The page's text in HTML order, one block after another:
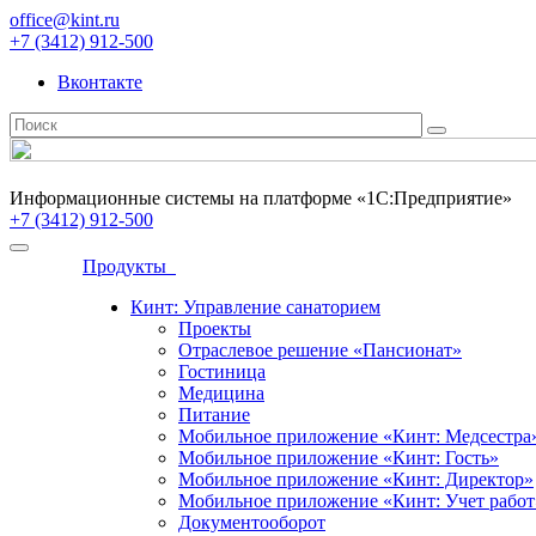
office@kint.ru
+7 (3412) 912-500
Вконтакте
Информационные системы на платформе «1С:Предприятие»
+7 (3412) 912-500
Продукты
Кинт: Управление санаторием
Проекты
Отраслевое решение «Пансионат»
Гостиница
Медицина
Питание
Мобильное приложение «Кинт:
Мобильное приложение «Кинт: Гость»
Мобильное приложение «Кинт: Директор»
Мобильное приложение «Кинт: Учет
Документооборот